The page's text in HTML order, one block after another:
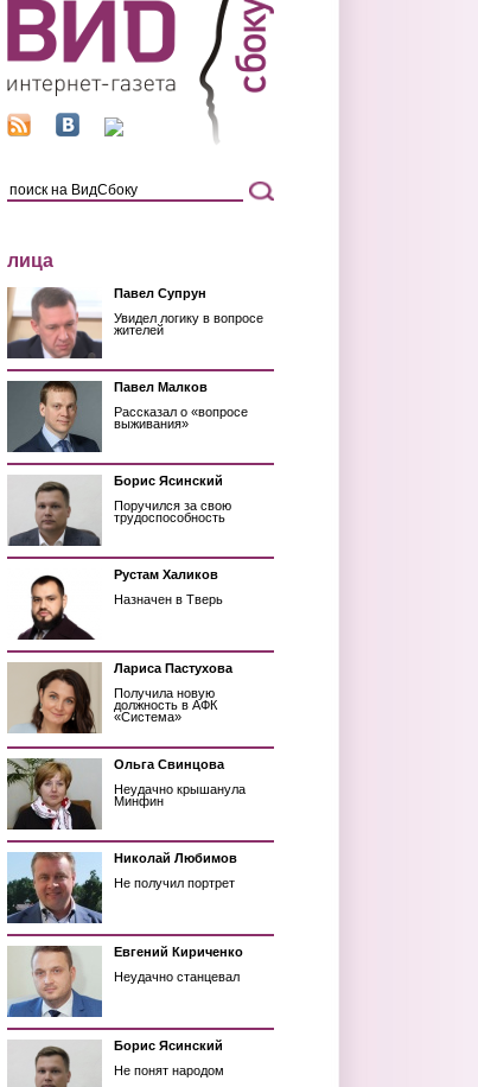
лица
Павел Супрун
Увидел логику в вопросе
жителей
Павел Малков
Рассказал о «вопросе
выживания»
Борис Ясинский
Поручился за свою
трудоспособность
Рустам Халиков
Назначен в Тверь
Лариса Пастухова
Получила новую
должность в АФК
«Система»
Ольга Свинцова
Неудачно крышанула
Минфин
Николай Любимов
Не получил портрет
Евгений Кириченко
Неудачно станцевал
Борис Ясинский
Не понят народом